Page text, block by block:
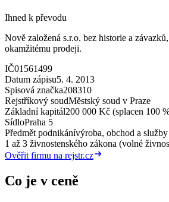
Ihned k převodu
Nově založená s.r.o. bez historie a
okamžitému prodeji.
IČ01561499
Datum zápisu5. 4. 2013
Spisová značka208310
Rejstříkový soudMěstský soud v Praze
Základní kapitál200 000 Kč (splacen 100
SídloPraha 5
Předmět podnikánívýroba, obchod a
1 až 3 živnostenského zákona (volné
Ověřit firmu na rejstr.cz
Co je v ceně